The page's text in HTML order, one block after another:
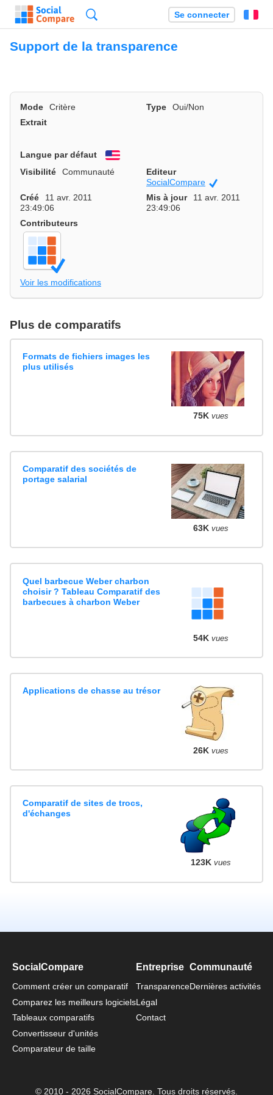
Se connecter
Support de la transparence
Mode Critère Type
Oui/Non
Extrait
Langue par défaut
English
Visibilité
Communauté
Editeur
SocialCompare
Créé
11 avr. 2011
23:49:06
Mis à jour
11 avr. 2011
23:49:06
Contributeurs
Voir les modifications
Plus de comparatifs
Formats de fichiers images les
plus utilisés
75K vues
Comparatif des sociétés de
portage salarial
63K vues
Quel barbecue Weber charbon
choisir ? Tableau Comparatif des
barbecues à charbon Weber
54K vues
Applications de chasse au trésor
26K vues
Comparatif de sites de trocs,
d'échanges
123K vues
SocialCompare
Comment créer un comparatif
Comparez les meilleurs logiciels
Tableaux comparatifs
Convertisseur d'unités
Comparateur de taille
Entreprise
Transparence
Légal
Contact
Communauté
Dernières activités
© 2010 - 2026 SocialCompare. Tous droits réservés.